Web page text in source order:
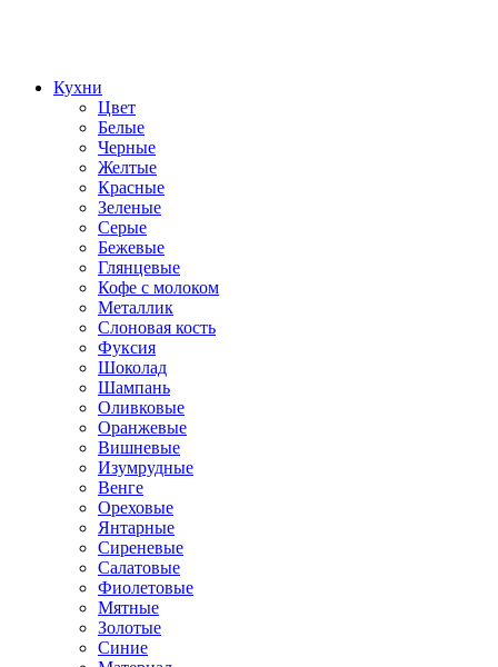
Кухни
Цвет
Белые
Черные
Желтые
Красные
Зеленые
Серые
Бежевые
Глянцевые
Кофе с молоком
Металлик
Слоновая кость
Фуксия
Шоколад
Шампань
Оливковые
Оранжевые
Вишневые
Изумрудные
Венге
Ореховые
Янтарные
Сиреневые
Салатовые
Фиолетовые
Мятные
Золотые
Синие